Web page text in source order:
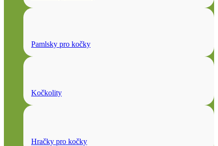
Pamlsky pro kočky
Kočkolity
Hračky pro kočky